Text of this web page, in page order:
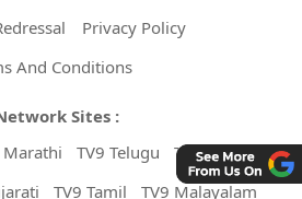
Privacy Policy
And Conditions
Sites :
Marathi TV9 Telugu
TV9 Kannada
TV9 Tamil TV9 Malayalam